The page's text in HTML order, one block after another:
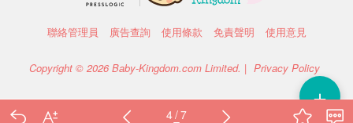
＋
4 / 7
聯絡管理員 廣告查詢 使用條款 免責聲明 使用意見
Copyright © 2026 Baby-Kingdom.com Limited. | Privacy Policy